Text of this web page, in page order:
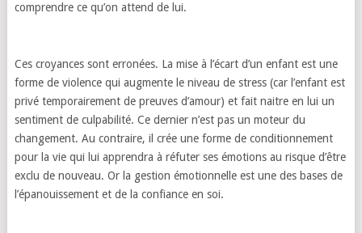
comprendre ce qu’on attend de lui.
Ces croyances sont erronées. La mise à l’écart d’un enfant est une
forme de violence qui augmente le niveau de stress (car l’enfant est
privé temporairement de preuves d’amour) et fait naitre en lui un
sentiment de culpabilité. Ce dernier n’est pas un moteur du
changement. Au contraire, il crée une forme de conditionnement
pour la vie qui lui apprendra à réfuter ses émotions au risque d’être
exclu de nouveau. Or la gestion émotionnelle est une des bases de
l’épanouissement et de la confiance en soi.